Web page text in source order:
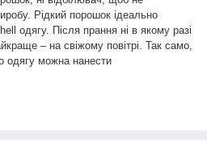
Рідкий порошок ідеально
одягу. Після прання ні в якому разі
– на свіжому повітрі. Так само,
одягу можна нанести